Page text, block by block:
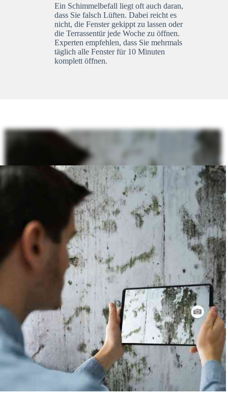
Ein Schimmelbefall liegt oft auch daran,
dass Sie falsch Lüften. Dabei reicht es
nicht, die Fenster gekippt zu lassen oder
die Terrassentür jede Woche zu öffnen.
Experten empfehlen, dass Sie mehrmals
täglich alle Fenster für 10 Minuten
komplett öffnen.